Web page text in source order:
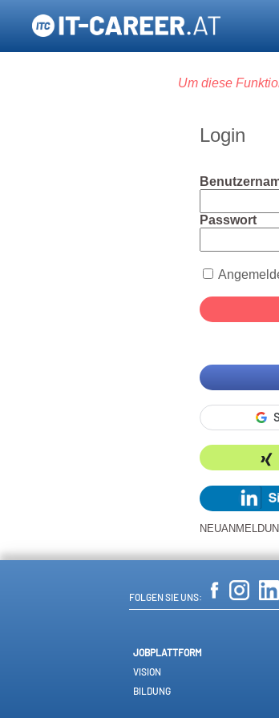
Um diese
Login
Passwort
FOLGEN SIE UNS:
JOBPLATTFORM
VISION
BILDUNG